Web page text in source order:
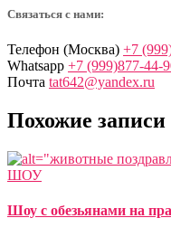
Связаться с нами:
Телефон (Москва) +7
Whatsapp +7 (999)877-44-
Почта tat642@yandex.ru
Похожие записи
ШОУ
Шоу с обезьянами на